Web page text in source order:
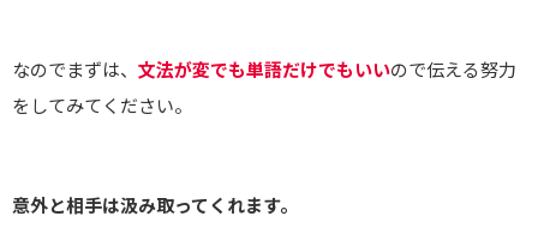
なのでまずは、 文法が変でも単語だけでもいいので伝える努力
をしてみてください。
意外と相手は汲み取ってくれます。